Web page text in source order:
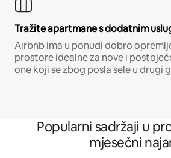
Tražite apartmane s dodatnim
Airbnb ima u ponudi dobro
prostore idealne za nove i
one koji se zbog posla sele u drugi
Popularni sadržaji u
mjesečni